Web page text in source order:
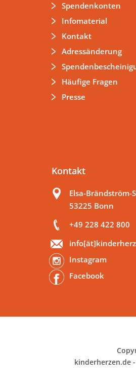
Spendenkonten
Infomaterial
Kontakt
Adressänderung
Häufige Fragen
Presse
Kontakt
Elsa-Brändström-
53225 Bonn
+49 228 422 800
Instagram
Facebook
kinderherzen.de -